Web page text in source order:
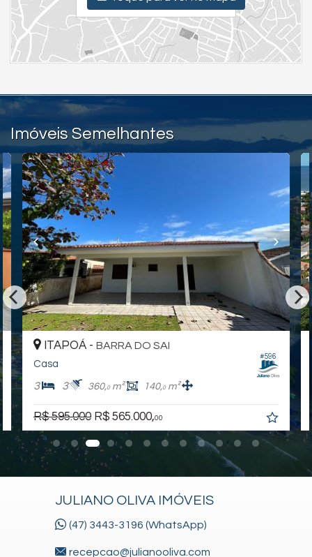
Endereço:
Rua 20 Alcinei Avanzi, nº 165
Barra do Sai
Imóveis Semelhantes
#596
ITAPOÁ - BARRA DO SAI
Casa
3 3 360,0m² 140,0m²
R$ 595.000 R$ 565.000,00
JULIANO OLIVA IMÓVEIS
(47) 3443-3196 (WhatsApp)
recepcao@julianooliva.com